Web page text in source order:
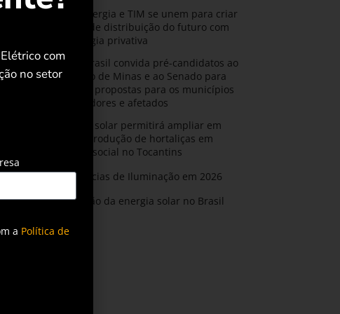
CPFL Energia e TIM se unem para criar
a rede de distribuição do futuro com
tecnologia privativa
AMIG Brasil convida pré-candidatos ao
Governo de Minas e ao Senado para
discutir propostas para os municípios
mineradores e afetados
Energia solar permitirá ampliar em
25% a produção de hortaliças em
projeto social no Tocantins
Tendências de Iluminação em 2026
Expansão da energia solar no Brasil
com
no setor
a Política de